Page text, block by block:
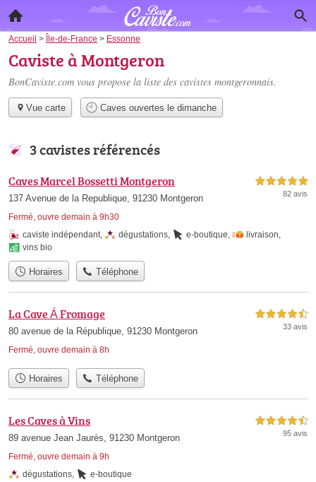
Accueil > Île-de-France > Essonne
Caviste à Montgeron
BonCaviste.com vous propose la liste des cavistes montgeronnais.
Vue carte Caves ouvertes le dimanche
3 cavistes référencés
Caves Marcel Bossetti Montgeron
137 Avenue de la Republique, 91230 Montgeron
Fermé, ouvre demain à 9h30
5,0 étoiles sur 5
82 avis
caviste indépendant, dégustations, e-boutique, livraison,
vins bio
Horaires Téléphone
La Cave Á Fromage
80 avenue de la République, 91230 Montgeron
Fermé, ouvre demain à 8h
4,5 étoiles sur 5
33 avis
Horaires Téléphone
Les Caves à Vins
89 avenue Jean Jaurès, 91230 Montgeron
Fermé, ouvre demain à 9h
4,5 étoiles sur 5
95 avis
dégustations, e-boutique